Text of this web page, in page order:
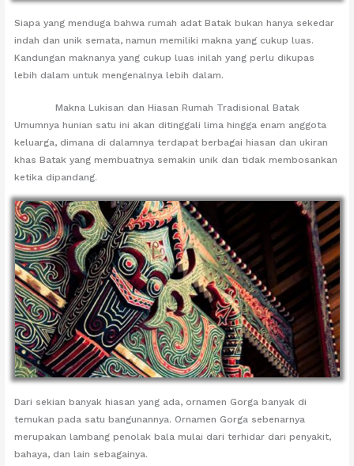
Siapa yang menduga bahwa rumah adat Batak bukan hanya sekedar
indah dan unik semata, namun memiliki makna yang cukup luas.
Kandungan maknanya yang cukup luas inilah yang perlu dikupas
lebih dalam untuk mengenalnya lebih dalam.
Makna Lukisan dan Hiasan Rumah Tradisional Batak
Umumnya hunian satu ini akan ditinggali lima hingga enam anggota
keluarga, dimana di dalamnya terdapat berbagai hiasan dan ukiran
khas Batak yang membuatnya semakin unik dan tidak membosankan
ketika dipandang.
Dari sekian banyak hiasan yang ada, ornamen Gorga banyak di
temukan pada satu bangunannya. Ornamen Gorga sebenarnya
merupakan lambang penolak bala mulai dari terhidar dari penyakit,
bahaya, dan lain sebagainya.